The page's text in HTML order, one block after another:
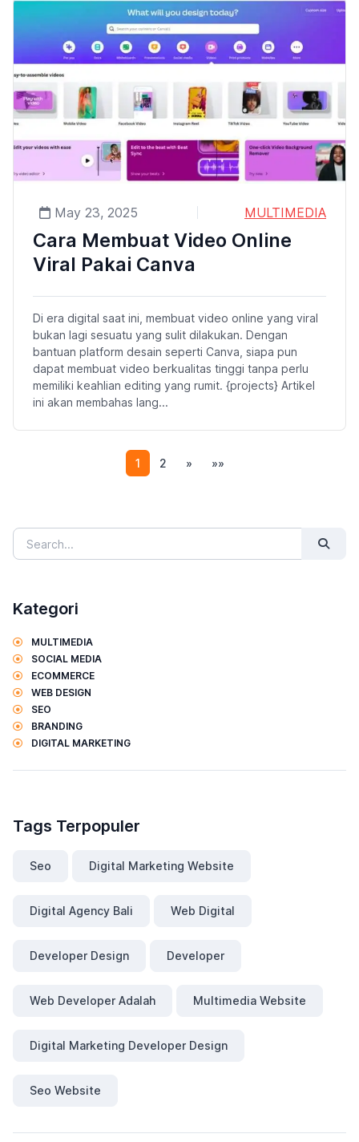
May 23, 2025 MULTIMEDIA
Cara Membuat Video Online
Viral Pakai Canva
Di era digital saat ini, membuat video online yang viral
bukan lagi sesuatu yang sulit dilakukan. Dengan
bantuan platform desain seperti Canva, siapa pun
dapat membuat video berkualitas tinggi tanpa perlu
memiliki keahlian editing yang rumit. {projects} Artikel
ini akan membahas lang...
1(current)
2 » »»
Kategori
MULTIMEDIA
SOCIAL MEDIA
ECOMMERCE
WEB DESIGN
SEO
BRANDING
DIGITAL MARKETING
Tags Terpopuler
Seo Digital Marketing Website
Digital Agency Bali Web Digital
Developer Design Developer
Web Developer Adalah Multimedia Website
Digital Marketing Developer Design
Seo Website